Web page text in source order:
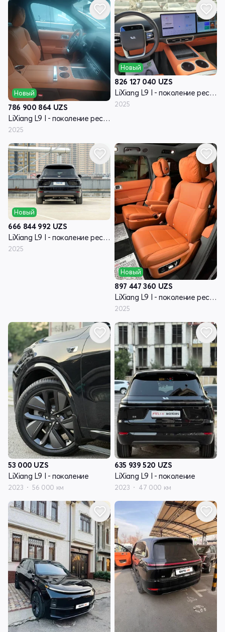
Новый
786 900 864 UZS
LiXiang L9 I - поколение рестайлинг
2025
Новый
826 127 040 UZS
LiXiang L9 I - поколение рестайлинг
2025
Новый
666 844 992 UZS
LiXiang L9 I - поколение рестайлинг
2025
Новый
897 447 360 UZS
LiXiang L9 I - поколение рестайлинг
2025
53 000 UZS
LiXiang L9 I - поколение
2023 56 000 км
635 939 520 UZS
LiXiang L9 I - поколение
2023 47 000 км